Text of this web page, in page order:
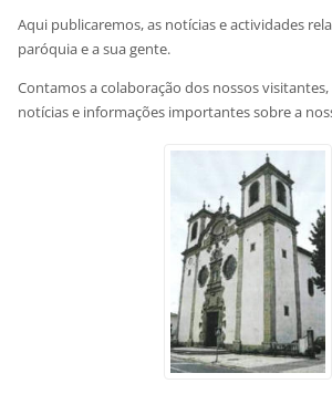
Aqui publicaremos, as notícias e actividades
paróquia e a sua gente.
Contamos a colaboração dos nossos
notícias e informações importantes sobre a